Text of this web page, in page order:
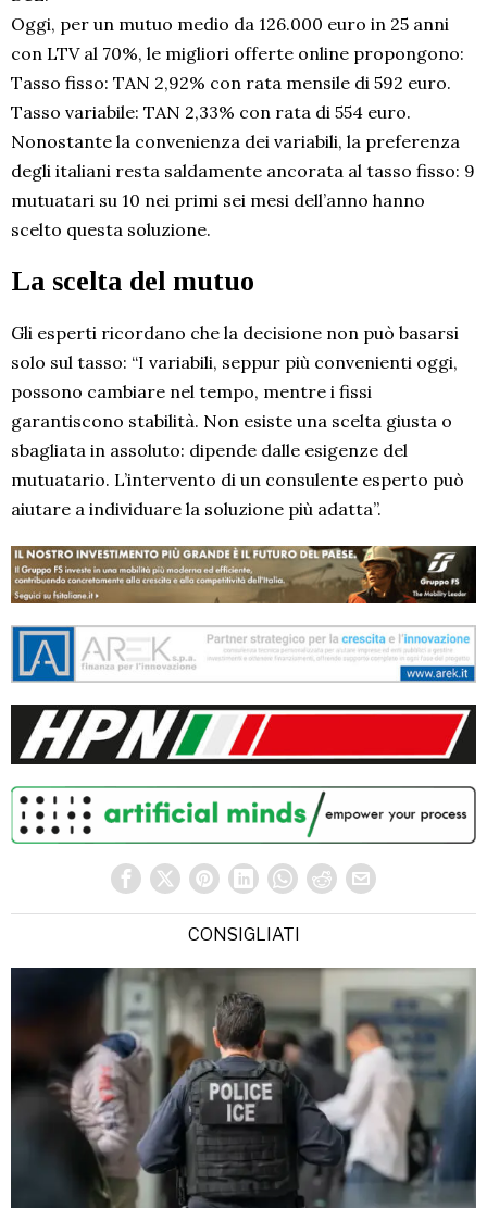
Oggi, per un mutuo medio da 126.000 euro in 25 anni
con LTV al 70%, le migliori offerte online propongono:
Tasso fisso: TAN 2,92% con rata mensile di 592 euro.
Tasso variabile: TAN 2,33% con rata di 554 euro.
Nonostante la convenienza dei variabili, la preferenza
degli italiani resta saldamente ancorata al tasso fisso: 9
mutuatari su 10 nei primi sei mesi dell’anno hanno
scelto questa soluzione.
La scelta del mutuo
Gli esperti ricordano che la decisione non può basarsi
solo sul tasso: “I variabili, seppur più convenienti oggi,
possono cambiare nel tempo, mentre i fissi
garantiscono stabilità. Non esiste una scelta giusta o
sbagliata in assoluto: dipende dalle esigenze del
mutuatario. L’intervento di un consulente esperto può
aiutare a individuare la soluzione più adatta”.
CONSIGLIATI